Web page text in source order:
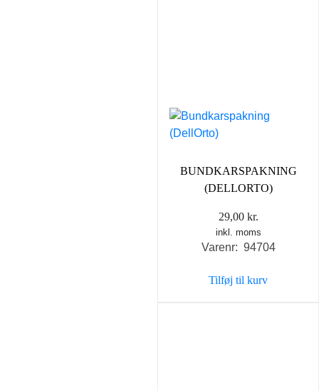
BUNDKARSPAKNING
(DELLORTO)
29,00 kr.
inkl. moms
Varenr: 94704
Tilføj til kurv